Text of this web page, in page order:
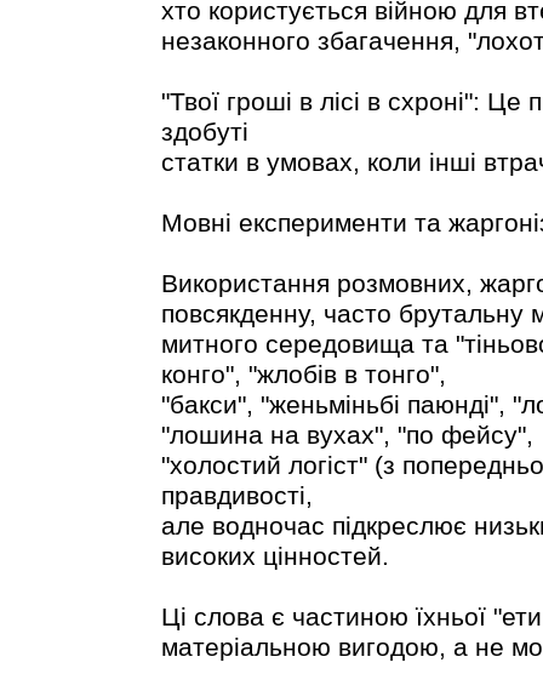
хто користується війною для
незаконного збагачення,
"Твої гроші в лісі в схроні":
здобуті
статки в умовах, коли інші
Мовні експерименти та
Використання розмовних,
повсякденну, часто брутальну
митного середовища та
конго", "жлобів в тонго",
"бакси", "женьміньбі паюнді",
"лошина на вухах", "по фейсу",
"холостий логіст" (з
правдивості,
але водночас підкреслює
високих цінностей.
Ці слова є частиною їхньої
матеріальною вигодою, а не